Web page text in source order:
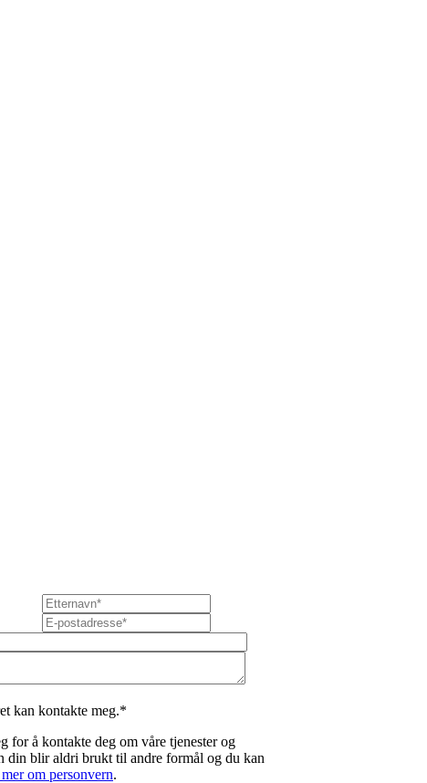
kan kontakte meg.*
for å kontakte deg om våre tjenester og
din blir aldri brukt til andre formål og du kan
om personvern.